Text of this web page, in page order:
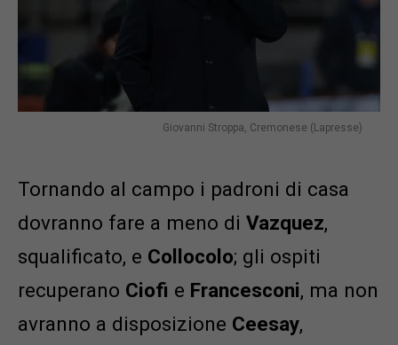
Giovanni Stroppa, Cremonese (Lapresse)
Tornando al campo i padroni di casa
dovranno fare a meno di Vazquez,
squalificato, e Collocolo; gli ospiti
recuperano Ciofi e Francesconi, ma non
avranno a disposizione Ceesay,